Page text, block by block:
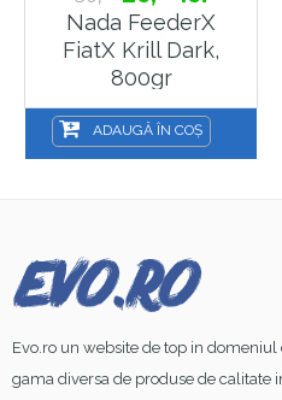
Nada FeederX
FiatX Krill Dark,
800gr
ADAUGĂ ÎN COȘ
Evo.ro un website de top in
gama diversa de produse de calitate